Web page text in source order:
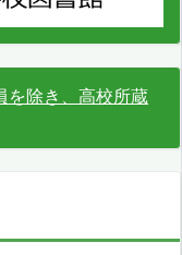
を除き、高校所蔵